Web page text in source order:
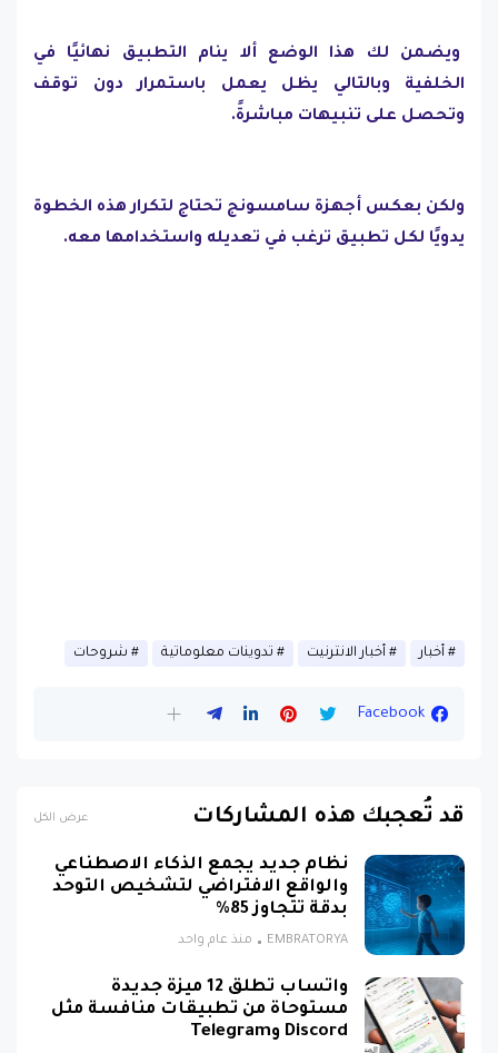
ويضمن لك هذا الوضع ألا ينام التطبيق نهائيًا في
الخلفية وبالتالي يظل يعمل باستمرار دون توقف
وتحصل على تنبيهات مباشرةً.
ولكن بعكس أجهزة سامسونج تحتاج لتكرار هذه الخطوة
يدويًا لكل تطبيق ترغب في تعديله واستخدامها معه.
أخبار أخبار الانترنيت تدوينات معلوماتية شروحات
Facebook
قد تُعجبك هذه المشاركات عرض الكل
نظام جديد يجمع الذكاء الاصطناعي
والواقع الافتراضي لتشخيص التوحد
بدقة تتجاوز 85%
EMBRATORYA منذ عام واحد
واتساب تطلق 12 ميزة جديدة
مستوحاة من تطبيقات منافسة مثل
Discord وTelegram